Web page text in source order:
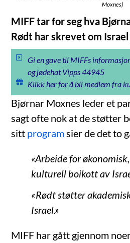
Moxnes)
MIFF tar for seg hva
Rødt har skrevet om Israel
Gi en gave til MIFFs
og jødehat Vipps 44945
Klikk her for å bli medlem fra
Bjørnar Moxnes leder et
sagt ofte nok at de støtter
sitt program sier de det to
«Arbeide for
kulturell boikott av
«Rødt støtter
Israel.»
MIFF har gått gjennom